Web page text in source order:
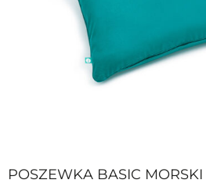
POSZEWKA BASIC MORSKI